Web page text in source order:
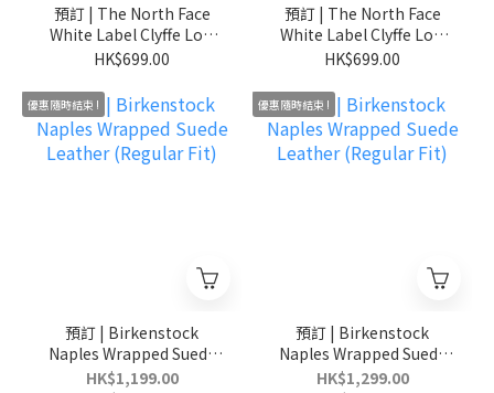
預訂 | The North Face
White Label Clyffe Low
Sneakers 韓國限定
HK$699.00
預訂 | The North Face
White Label Clyffe Low
Sneakers 韓國限定
HK$699.00
優惠隨時結束 !
預訂 | Birkenstock
Naples Wrapped Suede
Leather (Regular Fit)
HK$1,199.00
優惠隨時結束 !
預訂 | Birkenstock
Naples Wrapped Suede
Leather (Regular Fit)
HK$1,299.00